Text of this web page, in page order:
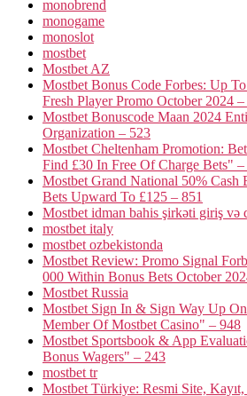
monobrend
monogame
monoslot
mostbet
Mostbet AZ
Mostbet Bonus Code Forbes: Up
Fresh Player Promo October 2024
Mostbet Bonuscode Maan 2024
Organization – 523
Mostbet Cheltenham Promotion:
Find £30 In Free Of Charge Bets" –
Mostbet Grand National 50%
Bets Upward To £125 – 851
Mostbet idman bahis şirkəti giriş və
mostbet italy
mostbet ozbekistonda
Mostbet Review: Promo Signal
000 Within Bonus Bets October
Mostbet Russia
Mostbet Sign In & Sign Way Up
Member Of Mostbet Casino" – 948
Mostbet Sportsbook & App
Bonus Wagers" – 243
mostbet tr
Mostbet Türkiye: Resmi Site,